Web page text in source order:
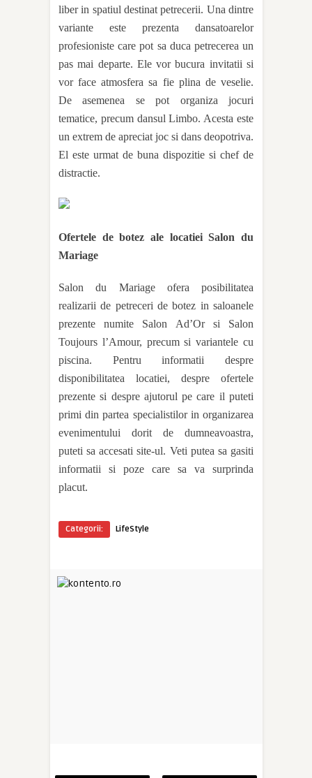
liber in spatiul destinat petrecerii. Una dintre
variante este prezenta dansatoarelor
profesioniste care pot sa duca petrecerea un
pas mai departe. Ele vor bucura invitatii si
vor face atmosfera sa fie plina de veselie.
De asemenea se pot organiza jocuri
tematice, precum dansul Limbo. Acesta este
un extrem de apreciat joc si dans deopotriva.
El este urmat de buna dispozitie si chef de
distractie.
Ofertele de botez ale locatiei Salon du
Mariage
Salon du Mariage ofera posibilitatea
realizarii de petreceri de botez in saloanele
prezente numite Salon Ad’Or si Salon
Toujours l’Amour, precum si variantele cu
piscina. Pentru informatii despre
disponibilitatea locatiei, despre ofertele
prezente si despre ajutorul pe care il puteti
primi din partea specialistilor in organizarea
evenimentului dorit de dumneavoastra,
puteti sa accesati site-ul. Veti putea sa gasiti
informatii si poze care sa va surprinda
placut.
Categorii: LifeStyle